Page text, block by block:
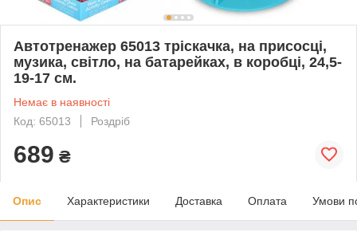
Автотренажер 65013 тріскачка, на присосці,
музика, світло, на батарейках, в коробці, 24,5-
19-17 см.
Немає в наявності
Код: 65013
Роздріб
689 ₴
Опис Характеристики Доставка Оплата Умови